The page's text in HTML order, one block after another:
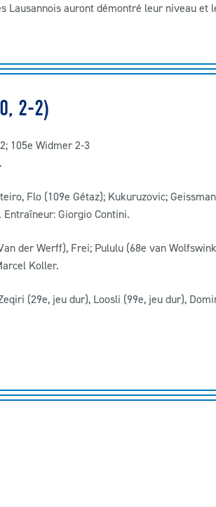
Lausannois auront démontré leur niveau et
2-2)
105e Widmer 2-3
Flo (109e Gétaz); Kukuruzovic;
Entraîneur: Giorgio Contini.
der Werff), Frei; Pululu (68e van
Koller.
(29e, jeu dur), Loosli (99e, jeu dur),